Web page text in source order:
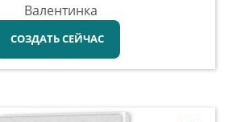
Валентинка
СОЗДАТЬ СЕЙЧАС